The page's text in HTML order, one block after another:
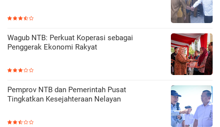
Wagub NTB: Perkuat Koperasi sebagai
Penggerak Ekonomi Rakyat
Pemprov NTB dan Pemerintah Pusat
Tingkatkan Kesejahteraan Nelayan